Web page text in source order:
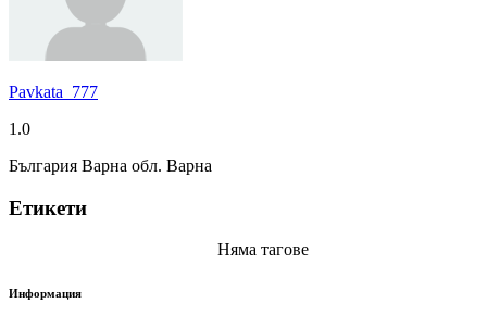
Pavkata_777
1.0
България Варна обл. Варна
Етикети
Няма тагове
Информация